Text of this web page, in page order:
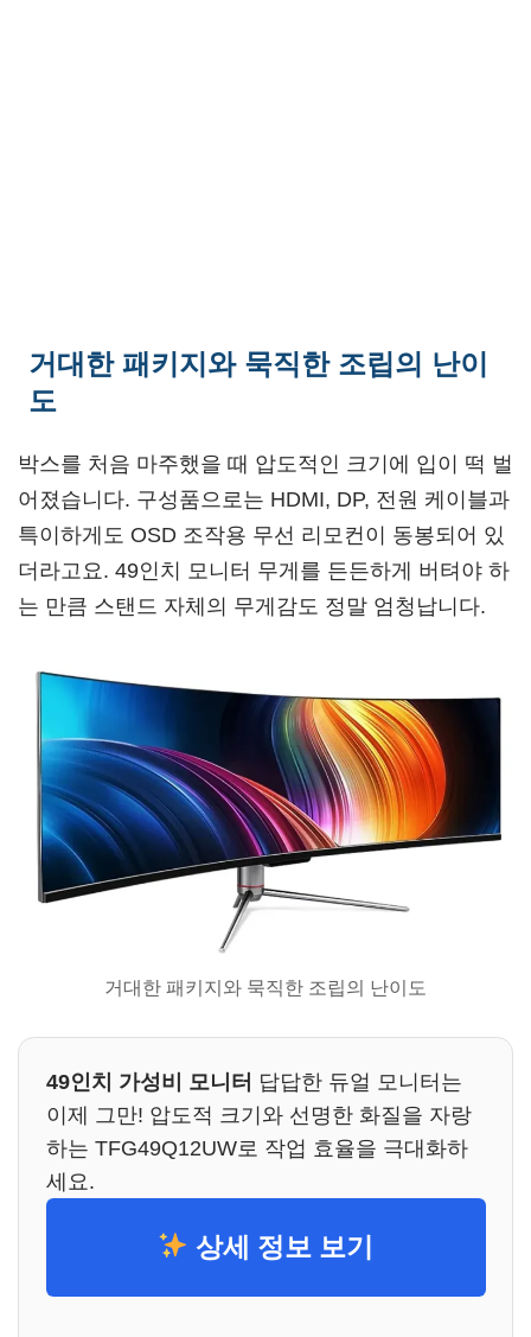
거대한 패키지와 묵직한 조립의 난이
도
박스를 처음 마주했을 때 압도적인 크기에 입이 떡 벌
어졌습니다. 구성품으로는 HDMI, DP, 전원 케이블과
특이하게도 OSD 조작용 무선 리모컨이 동봉되어 있
더라고요. 49인치 모니터 무게를 든든하게 버텨야 하
는 만큼 스탠드 자체의 무게감도 정말 엄청납니다.
거대한 패키지와 묵직한 조립의 난이도
49인치 가성비 모니터 답답한 듀얼 모니터는
이제 그만! 압도적 크기와 선명한 화질을 자랑
하는 TFG49Q12UW로 작업 효율을 극대화하
세요.
상세 정보 보기